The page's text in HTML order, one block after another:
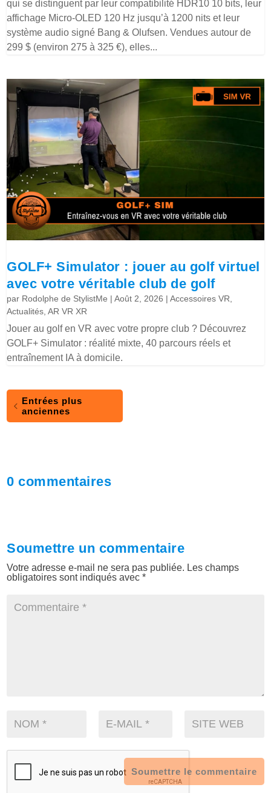
qui se distinguent par leur compatibilité HDR10 10 bits, leur
affichage Micro-OLED 120 Hz jusqu’à 1200 nits et leur
système audio signé Bang & Olufsen. Vendues autour de
299 $ (environ 275 à 325 €), elles...
GOLF+ Simulator : jouer au golf virtuel
avec votre véritable club de golf
par Rodolphe de StylistMe |Août 2, 2026 |Accessoires VR
Actualités ,AR VR XR
Jouer au golf en VR avec votre propre club ? Découvrez
GOLF+ Simulator : réalité mixte, 40 parcours réels et
entraînement IA à domicile.
Entrées plus
anciennes
0 commentaires
Soumettre un commentaire
Votre adresse e-mail ne sera pas publiée. Les champs
obligatoires sont indiqués avec*
Soumettre le commentaire